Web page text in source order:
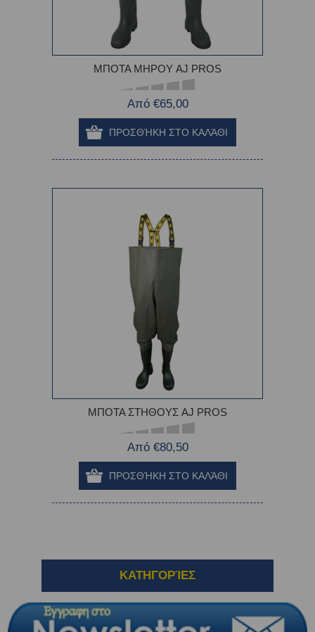
ΜΠΟΤΑ ΜΗΡΟΥ AJ PROS
Από €65,00
ΜΠΟΤΑ ΣΤΗΘΟΥΣ AJ PROS
Από €80,50
ΚΑΤΗΓΟΡΊΕΣ